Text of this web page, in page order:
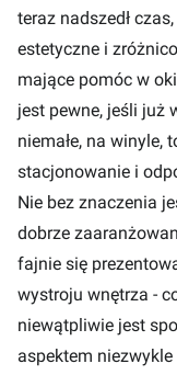
teraz nadszedł
estetyczne i
mające pomóc w
jest pewne, jeśli już
niemałe, na winyle,
stacjonowanie i
Nie bez znaczenia
dobrze
fajnie się
wystroju wnętrza -
niewątpliwie jest
aspektem